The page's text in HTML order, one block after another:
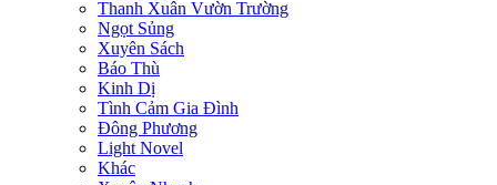
Thanh Xuân Vườn Trường
Ngọt Sủng
Xuyên Sách
Báo Thù
Kinh Dị
Tình Cảm Gia Đình
Đông Phương
Light Novel
Khác